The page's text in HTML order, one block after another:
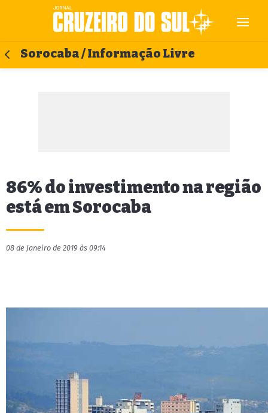
Sorocaba / Informação Livre
86% do investimento na região
está em Sorocaba
08 de Janeiro de 2019 às 09:14